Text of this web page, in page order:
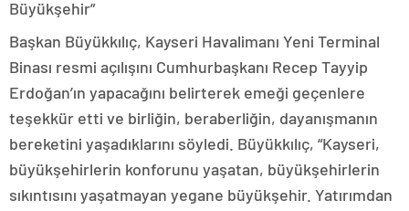
Büyükşehir”
Başkan Büyükkılıç, Kayseri Havalimanı Yeni Terminal
Binası resmi açılışını Cumhurbaşkanı Recep Tayyip
Erdoğan’ın yapacağını belirterek emeği geçenlere
teşekkür etti ve birliğin, beraberliğin, dayanışmanın
bereketini yaşadıklarını söyledi. Büyükkılıç, “Kayseri,
büyükşehirlerin konforunu yaşatan, büyükşehirlerin
sıkıntısını yaşatmayan yegane büyükşehir. Yatırımdan